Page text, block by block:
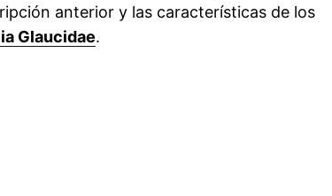
anterior y las características de los
Glaucidae.